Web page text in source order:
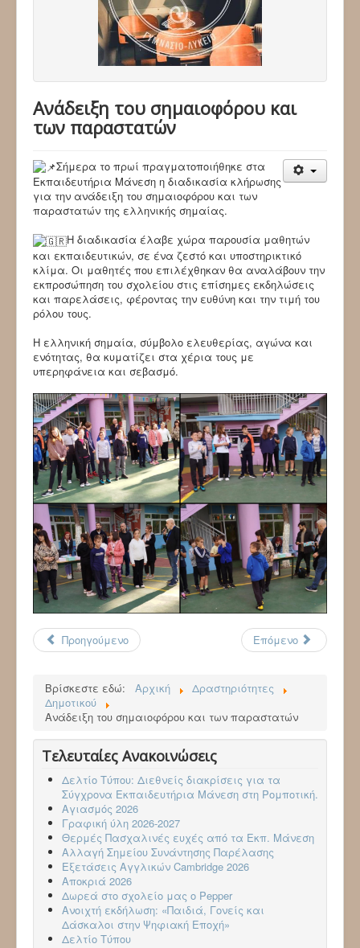
Aνάδειξη του σημαιοφόρου και
των παραστατών
Σήμερα το πρωί πραγματοποιήθηκε στα
Εκπαιδευτήρια Μάνεση η διαδικασία κλήρωσης
για την ανάδειξη του σημαιοφόρου και των
παραστατών της ελληνικής σημαίας.
Η διαδικασία έλαβε χώρα παρουσία μαθητών
και εκπαιδευτικών, σε ένα ζεστό και υποστηρικτικό
κλίμα. Οι μαθητές που επιλέχθηκαν θα αναλάβουν την
εκπροσώπηση του σχολείου στις επίσημες εκδηλώσεις
και παρελάσεις, φέροντας την ευθύνη και την τιμή του
ρόλου τους.
Η ελληνική σημαία, σύμβολο ελευθερίας, αγώνα και
ενότητας, θα κυματίζει στα χέρια τους με
υπερηφάνεια και σεβασμό.
Προηγούμενο Επόμενο
Βρίσκεστε εδώ: Αρχική
Δραστηριότητες
Δημοτικού
Aνάδειξη του σημαιοφόρου και των παραστατών
Τελευταίες Ανακοινώσεις
Δελτίο Τύπου: Διεθνείς διακρίσεις για τα
Σύγχρονα Εκπαιδευτήρια Μάνεση στη Ρομποτική.
Αγιασμός 2026
Γραφική ύλη 2026-2027
Θερμές Πασχαλινές ευχές από τα Εκπ. Μάνεση
Αλλαγή Σημείου Συνάντησης Παρέλασης
Εξετάσεις Αγγλικών Cambridge 2026
Aποκριά 2026
Δωρεά στο σχολείο μας ο Pepper
Ανοιχτή εκδήλωση: «Παιδιά, Γονείς και
Δάσκαλοι στην Ψηφιακή Εποχή»
Δελτίο Τύπου